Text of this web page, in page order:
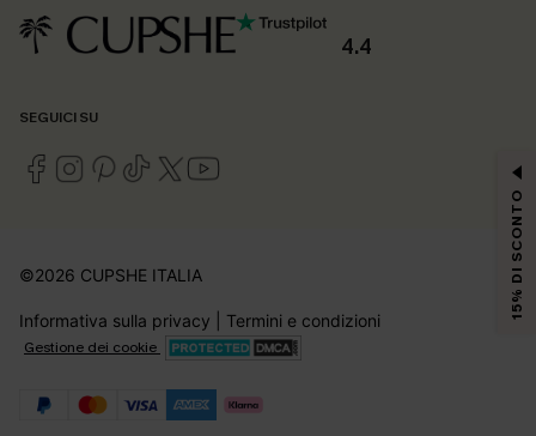
4.4
SEGUICI SU
©2026 CUPSHE ITALIA
Informativa sulla privacy Termini e condizioni
Gestione dei cookie
15% DI SCONTO